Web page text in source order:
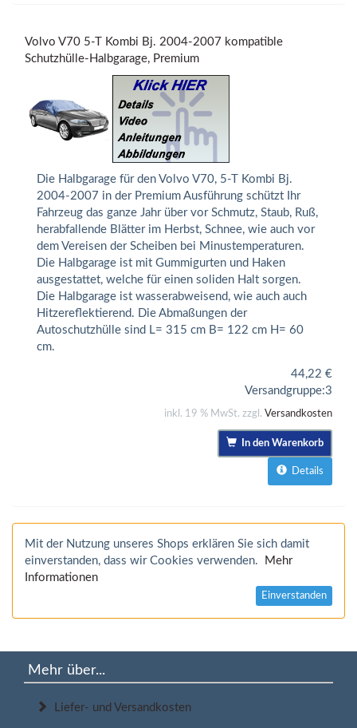
Volvo V70 5-T Kombi Bj. 2004-2007 kompatible
Schutzhülle-Halbgarage, Premium
Die Halbgarage für den Volvo V70, 5-T Kombi Bj.
2004-2007 in der Premium Ausführung schützt Ihr
Fahrzeug das ganze Jahr über vor Schmutz, Staub, Ruß,
herabfallende Blätter im Herbst, Schnee, wie auch vor
dem Vereisen der Scheiben bei Minustemperaturen.
Die Halbgarage ist mit Gummigurten und Haken
ausgestattet, welche für einen soliden Halt sorgen.
Die Halbgarage ist wasserabweisend, wie auch auch
Hitzereflektierend. Die Abmaßungen der
Autoschutzhülle sind L= 315 cm B= 122 cm H= 60
cm.
44,22 €
Versandgruppe:3
inkl. 19 % MwSt. zzgl. Versandkosten
In den Warenkorb
Details
Mit der Nutzung unseres Shops erklären Sie sich damit
einverstanden, dass wir Cookies verwenden.
Mehr
Informationen
Einverstanden
Mehr über...
Liefer- und Versandkosten